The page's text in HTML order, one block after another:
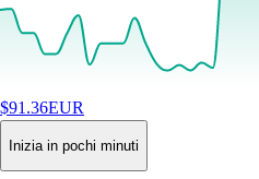
$91.36EUR
+2.64%24H
Buy
Inizia in pochi minuti